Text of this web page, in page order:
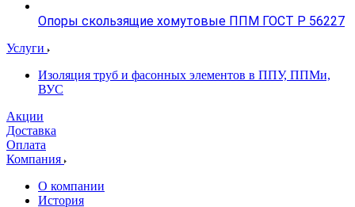
Опоры скользящие хомутовые ППМ ГОСТ Р 56227
Услуги
Изоляция труб и фасонных элементов в ППУ, ППМи,
ВУС
Акции
Доставка
Оплата
Компания
О компании
История